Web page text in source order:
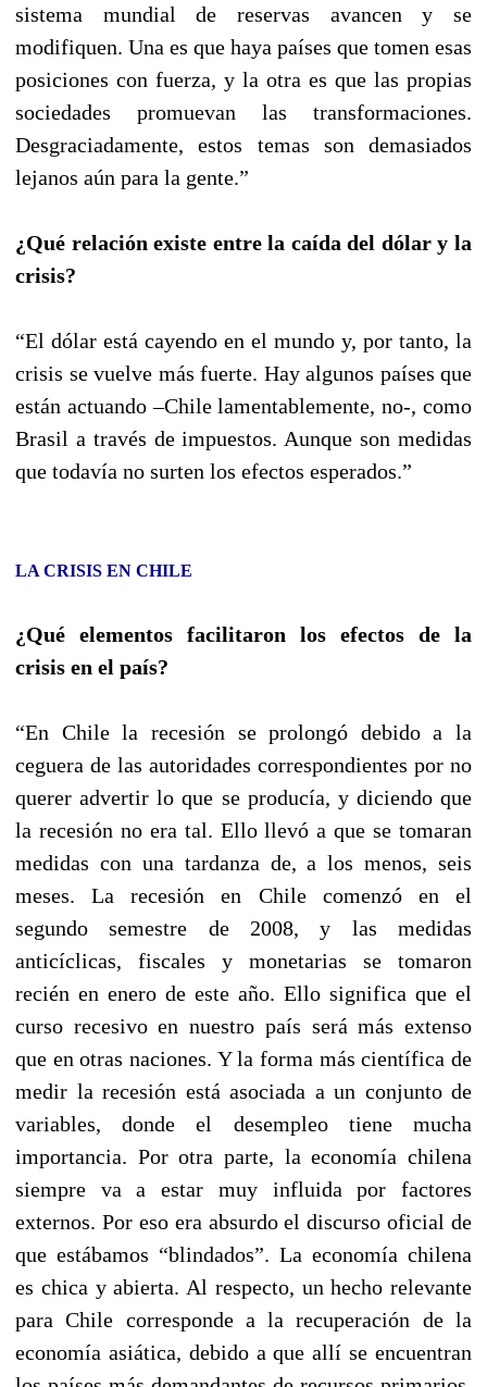
sistema mundial de reservas avancen y se
modifiquen. Una es que haya países que tomen esas
posiciones con fuerza, y la otra es que las propias
sociedades promuevan las transformaciones.
Desgraciadamente, estos temas son demasiados
lejanos aún para la gente.”
¿Qué relación existe entre la caída del dólar y la
crisis?
“El dólar está cayendo en el mundo y, por tanto, la
crisis se vuelve más fuerte. Hay algunos países que
están actuando –Chile lamentablemente, no-, como
Brasil a través de impuestos. Aunque son medidas
que todavía no surten los efectos esperados.”
LA CRISIS EN CHILE
¿Qué elementos facilitaron los efectos de la
crisis en el país?
“En Chile la recesión se prolongó debido a la
ceguera de las autoridades correspondientes por no
querer advertir lo que se producía, y diciendo que
la recesión no era tal. Ello llevó a que se tomaran
medidas con una tardanza de, a los menos, seis
meses. La recesión en Chile comenzó en el
segundo semestre de 2008, y las medidas
anticíclicas, fiscales y monetarias se tomaron
recién en enero de este año. Ello significa que el
curso recesivo en nuestro país será más extenso
que en otras naciones. Y la forma más científica de
medir la recesión está asociada a un conjunto de
variables, donde el desempleo tiene mucha
importancia. Por otra parte, la economía chilena
siempre va a estar muy influida por factores
externos. Por eso era absurdo el discurso oficial de
que estábamos “blindados”. La economía chilena
es chica y abierta. Al respecto, un hecho relevante
para Chile corresponde a la recuperación de la
economía asiática, debido a que allí se encuentran